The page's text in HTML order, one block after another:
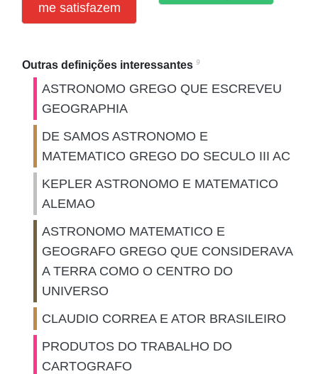
me satisfazem
Outras definições interessantes 9
ASTRONOMO GREGO QUE ESCREVEU
GEOGRAPHIA
DE SAMOS ASTRONOMO E
MATEMATICO GREGO DO SECULO III AC
KEPLER ASTRONOMO E MATEMATICO
ALEMAO
ASTRONOMO MATEMATICO E
GEOGRAFO GREGO QUE CONSIDERAVA
A TERRA COMO O CENTRO DO
UNIVERSO
CLAUDIO CORREA E ATOR BRASILEIRO
PRODUTOS DO TRABALHO DO
CARTOGRAFO